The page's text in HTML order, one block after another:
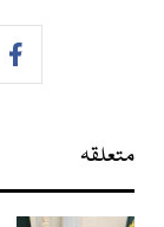
متعلقہ